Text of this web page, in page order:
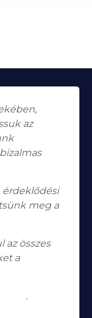
az
érdeklődési
meg a
az összes
a
.